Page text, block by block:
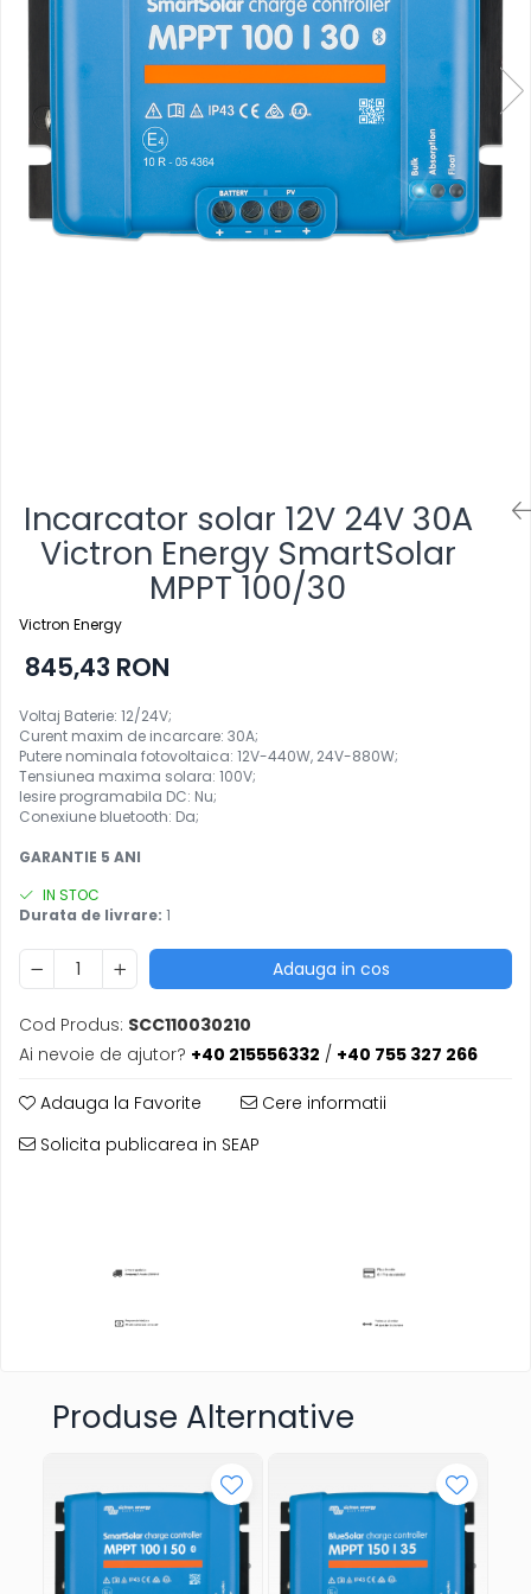
Incarcator solar 12V 24V 30A
Victron Energy SmartSolar
MPPT 100/30
Victron Energy
845,43 RON
Voltaj Baterie: 12/24V;
Curent maxim de incarcare: 30A;
Putere nominala fotovoltaica: 12V-440W, 24V-880W;
Tensiunea maxima solara: 100V;
Iesire programabila DC: Nu;
Conexiune bluetooth: Da;
GARANTIE 5 ANI
IN STOC
Durata de livrare: 1
Adauga in cos
Cod Produs: SCC110030210
Ai nevoie de ajutor? +40 215556332 / +40 755 327 266
Adauga la Favorite
Cere informatii
Solicita publicarea in SEAP
Produse Alternative